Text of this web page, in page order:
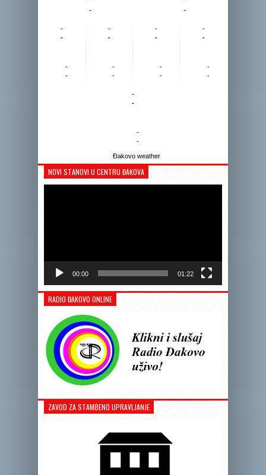
-
-
-
-
-
-
-
-
-
-
-
-
-
-
-
-
-
-
-
-
-
-
Đakovo weather
NOVI STANOVI U CENTRU ĐAKOVA
00:00 01:22
RADIO ĐAKOVO ONLINE
ZAVOD ZA STAMBENO UPRAVLJANJE